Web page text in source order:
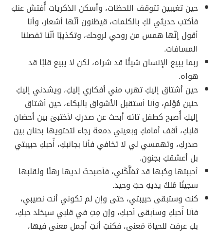
حين تغيبين تتوقف اللحظات، وأسكن الذكريات أُفتش عنكِ
فأكتب حديثي لكِ بالكلمات، قيظنون أنّها أشعار، وأنا
أقول إنّها همس من روحي لروحك، وتكذيبًا أنّنا تفصلنا
المسافات.
ربما يبيع الإنسان شيئًا قد شراه، لكن لا يبيع قلبًا قد
هواه.
حين أشتاق إليكِ تهرب مني أفكاري إليكِ، ويشدني إليكِ
حنين مُؤلم، وأنا أستقبل الأشواق بالبكاء، حين أشتاق
إليكِ أُصبح كطفل تائه أبحث عن صدركِ لأختبئ بين أحضان
قلبكِ، أقف أمامكِ وبعيني دمعة رجاء لتحتويها بحنان بين
صدركِ، وتهمسي لي لا تخافي فأنا بجانبكِ، أُحبكِ حبيبتي
بل أعشقكِ بجنون.
أحببتها وحُبها قد تَمَلَّكَني، فأصبحتُ لديها رهنًا ولقلبها
سجينًا مُلكُ يديهِ حبٌ وحيد.
كنت وستبقى حبيبتي، حتى وإن لم تكوني أنت نصيبي،
فأنا أُحبكِ وسأبقى أحبكِ، وإن مِتِ في قلبي سيخلد حبكِ،
بكِ عرفت للحياة مَعنى، فكنتِ أنتِ أجمل معنى فيها،